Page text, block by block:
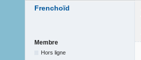
Frenchoïd
Membre
Hors ligne